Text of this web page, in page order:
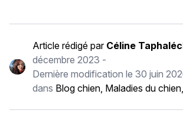
Article rédigé par Céline
décembre 2023 -
Dernière modification le 30 juin
dans Blog chien, Maladies du chien,